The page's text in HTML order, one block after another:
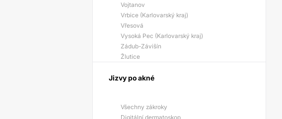
Vojtanov
Vrbice (Karlovarský kraj)
Vřesová
Vysoká Pec (Karlovarský kraj)
Zádub-Závišín
Žlutice
Jizvy po akné
Všechny zákroky
Digitální dermatoskop